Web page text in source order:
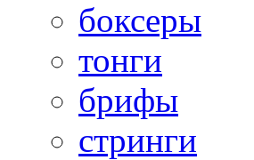
боксеры
тонги
брифы
стринги